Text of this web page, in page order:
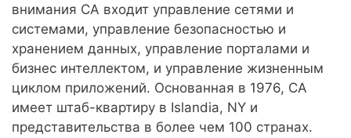
внимания CA входит управление сетями и
системами, управление безопасностью и
хранением данных, управление порталами и
бизнес интеллектом, и управление жизненным
циклом приложений. Основанная в 1976, CA
имеет штаб-квартиру в Islandia, NY и
представительства в более чем 100 странах.